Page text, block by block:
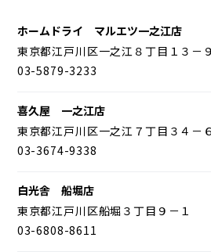
ホームドライ マルエツ一之江店
東京都江戸川区一之江８丁目１３－
03-5879-3233
喜久屋 一之江店
東京都江戸川区一之江７丁目３４－６
03-3674-9338
白光舎 船堀店
東京都江戸川区船堀３丁目９－１
03-6808-8611